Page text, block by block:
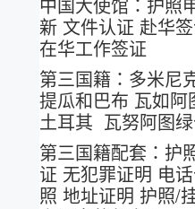
新 文件认证 赴华
在华工作签证
第三国籍：多米尼
提瓜和巴布 瓦如
土耳其 瓦努阿图
第三国籍配套：护
证 无犯罪证明 电
照 地址证明 护照/